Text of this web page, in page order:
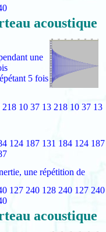
acoustique
une
5 fois
10 37 13 218 10 37 13
124 187 131 184 124 187
une répétition de
127 240 128 240 127 240
acoustique